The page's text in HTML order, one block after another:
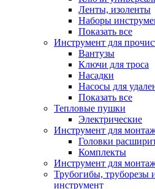
Ленты, изоленты
Наборы
Показать все
Инструмент для
Вантузы
Ключи для троса
Насадки
Насосы для
Показать все
Тепловые пушки
Электрические
Инструмент для
Головки
Комплекты
Инструмент для
Трубогибы, труборезы
инструмент